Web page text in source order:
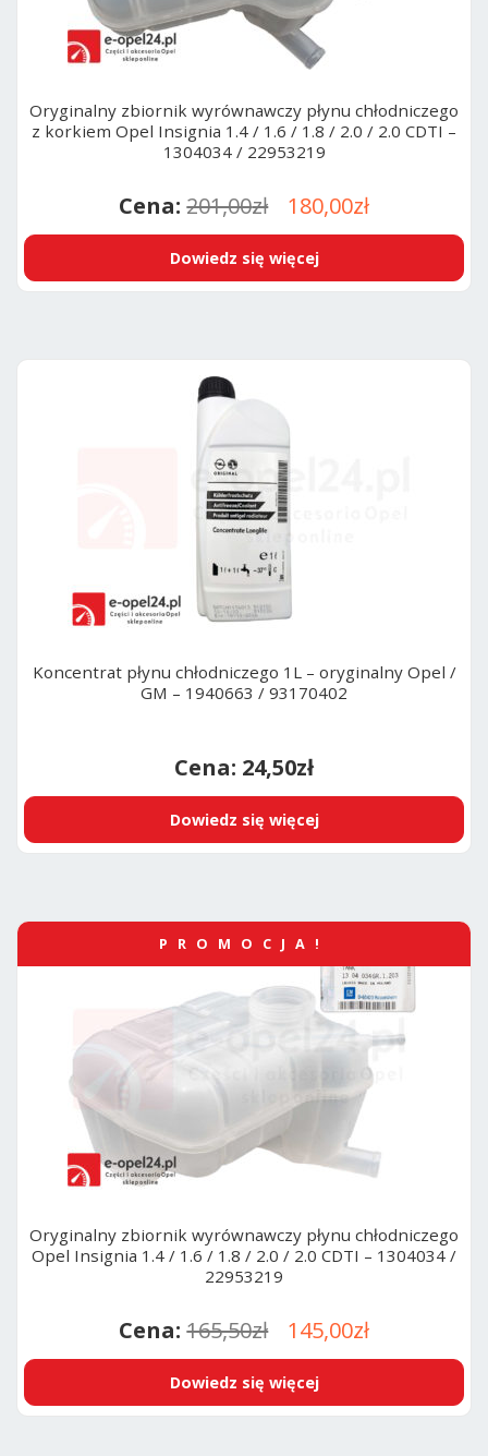
Oryginalny zbiornik wyrównawczy płynu chłodniczego
z korkiem Opel Insignia 1.4 / 1.6 / 1.8 / 2.0 / 2.0 CDTI –
1304034 / 22953219
201,00zł
Pierwotna
cena
wynosiła:
180,00złAktualna
cena
wynosi:
Dowiedz się więcej
Koncentrat płynu chłodniczego 1L – oryginalny Opel /
GM – 1940663 / 93170402
24,50zł
Dowiedz się więcej
Oryginalny zbiornik wyrównawczy płynu chłodniczego
Opel Insignia 1.4 / 1.6 / 1.8 / 2.0 / 2.0 CDTI – 1304034 /
22953219
PROMOCJA!
165,50zł
Pierwotna
cena
wynosiła:
145,00złAktualna
cena
wynosi:
Dowiedz się więcej